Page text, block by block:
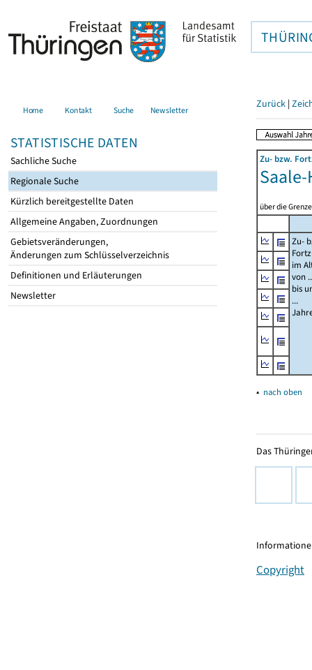
Home Kontakt Suche Newsletter
STATISTISCHE DATEN
Sachliche Suche
Regionale Suche
Kürzlich bereitgestellte Daten
Allgemeine Angaben, Zuordnungen
Gebietsveränderungen,
Änderungen zum Schlüsselverzeichnis
Definitionen und Erläuterungen
Newsletter
Zurück |
Zu- bzw.
über die
Zu-
im
von
bis
...
▴ nach oben
Das
Copyright